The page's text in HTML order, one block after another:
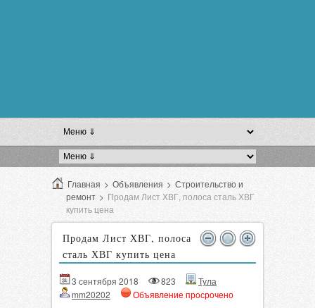
Главная > Объявления > Строительство и
ремонт > Продам Лист ХВГ, полоса сталь ХВГ
купить цена
Продам Лист ХВГ, полоса
сталь ХВГ купить цена
3 сентября 2018 823
Тула
mm20202
Объявление просрочено